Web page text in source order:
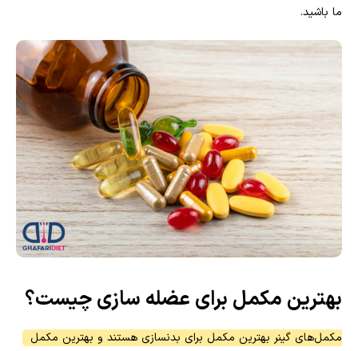
ما باشید.
بهترین مکمل برای عضله سازی چیست؟
مکمل‌های گینر بهترین مکمل برای بدنسازی هستند و بهترین مکمل